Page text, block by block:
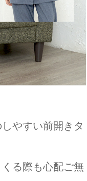
やすい前開きタ
る際も心配ご無